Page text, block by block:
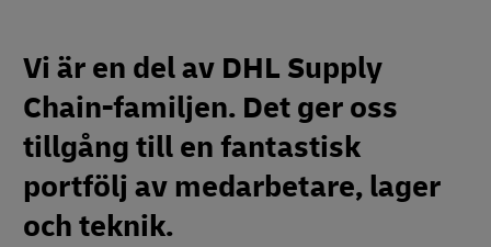
Vi är en del av DHL Supply
Chain-familjen. Det ger oss
tillgång till en fantastisk
portfölj av medarbetare, lager
och teknik.